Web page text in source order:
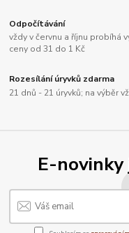
Odpočítávání
vždy v červnu a říjnu probíhá
ceny od 31 do 1 Kč
Rozesílání úryvků zdarma
21 dnů - 21 úryvků; na výběr
E-